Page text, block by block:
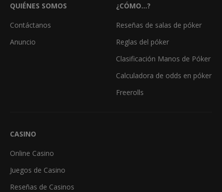
QUIÉNES SOMOS
Contáctanos
Anuncio
¿CÓMO...?
Reseñas de salas de póker
Reglas del póker
Clasificación Manos de Póker
Calculadora de odds en póker
Freerolls
CASINO
Online Casino
Juegos de Casino
Reseñas de Casinos